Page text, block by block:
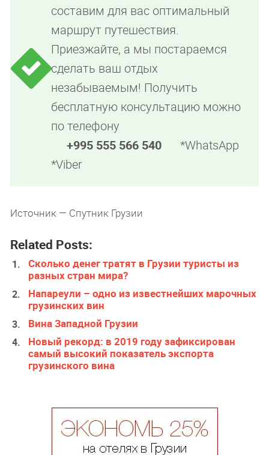
составим для вас оптимальный
маршрут путешествия.
Приезжайте, а мы постараемся
сделать ваш отдых
незабываемым! Получить
бесплатную консультацию можно
по телефону
+995 555 566 540
*WhatsApp
*Viber
Источник — Спутник Грузии
Related Posts:
Сколько денег тратят в Грузии туристы из
разных стран мира?
Напареули – одно из известнейших марочных
грузинских вин
Вина Западной Грузии
Новый рекорд: в 2019 году зафиксирован
самый высокий показатель экспорта
грузинского вина